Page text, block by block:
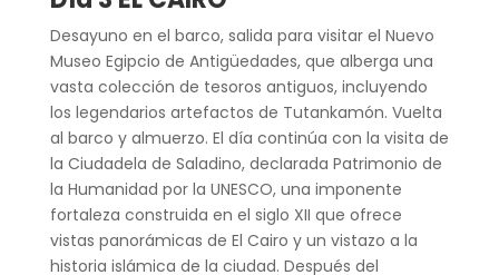
Desayuno en el barco, salida para visitar el Nuevo
Museo Egipcio de Antigüedades, que alberga una
vasta colección de tesoros antiguos, incluyendo
los legendarios artefactos de Tutankamón. Vuelta
al barco y almuerzo. El día continúa con la visita de
la Ciudadela de Saladino, declarada Patrimonio de
la Humanidad por la UNESCO, una imponente
fortaleza construida en el siglo XII que ofrece
vistas panorámicas de El Cairo y un vistazo a la
historia islámica de la ciudad. Después del